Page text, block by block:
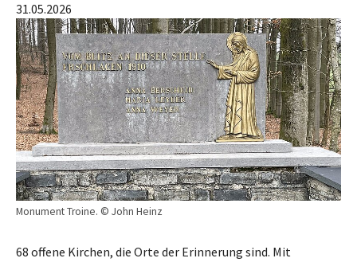
Monument Troine. © John Heinz
31.05.2026
68 offene Kirchen, die Orte der Erinnerung sind. Mit